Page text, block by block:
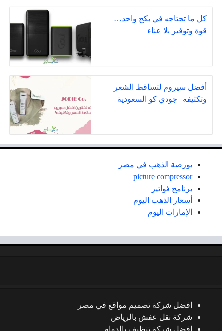
كل ما تحتاجه في بكج واحد…
قوة وتوفير بلا عناء
أفضل سيروم لتساقط الشعر
وتكثيفه | جودي كو السعودية
بورصة الذهب في مصر
picture compressor
برنامج فواتير
أسعار الذهب اليوم
الإمارات اليوم
افضل شركة تصميم مواقع في مصر
شركة نقل عفش بالرياض
افضل شركة تنظيف بالدمام